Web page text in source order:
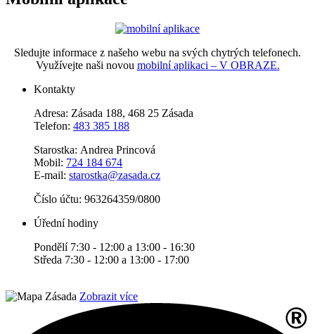
Sledujte informace z našeho webu na svých chytrých telefonech.
Využívejte naši novou mobilní aplikaci – V OBRAZE.
Kontakty
Adresa: Zásada 188, 468 25 Zásada
Telefon: 483 385 188
Starostka: Andrea Princová
Mobil: 724 184 674
E-mail: starostka@zasada.cz
Číslo účtu: 963264359/0800
Úřední hodiny
Pondělí 7:30 - 12:00 a 13:00 - 16:30
Středa 7:30 - 12:00 a 13:00 - 17:00
Zobrazit více